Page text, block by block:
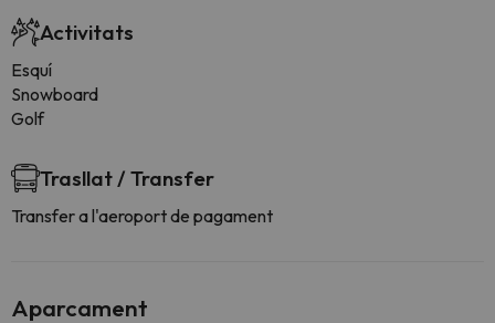
Activitats
Esquí
Snowboard
Golf
Trasllat / Transfer
Transfer a l'aeroport de pagament
Aparcament